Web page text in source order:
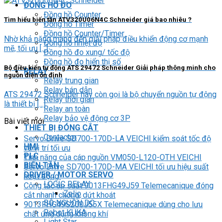
ĐỒNG HỒ ĐO
Đồng hồ Counter
Đồng hồ Timer
Đồng hồ Counter/Timer
Đồng hồ nhiệt độ
Đồng hồ đo xung/ tốc độ
Đồng hồ đo hiển thị số
RELAY
Relay trung gian
Relay bán dẫn
Relay thời gian
Relay an toàn
Relay bảo vệ động cơ 3P
THIẾT BỊ ĐÓNG CẮT
Contactor
HMI
PLC
BIẾN TẦN
DRIVER / MOTOR SERVO
LOGIC RELAY
Zelio
BỘ NGUỒN DC
Robot KUKA
Tìm hiểu biến tần ATV320U06N4C Schneider giá bao nhiêu ?
Nhờ khả năng mang đến giải pháp điều khiển động cơ mạnh
mẽ, tối ưu [...]
Bộ điều kiển tự động ATS 29472 Schneider Giải pháp thông minh cho
nguồn điện ổn định
ATS 29472 Schneider hay còn gọi là bộ chuyển nguồn tự động
là thiết bị [...]
Bài viết mới
Servo Drive SD700-170D-LA VEICHI kiểm soát tốc độ
và vị trí tối ưu
Tính năng của cáp nguồn VM050-L120-OTH VEICHI
Servo Drive SD700-170D-MA VEICHI tối ưu hiệu suất
hoạt động
Công tắc áp suất 9013FHG49J59 Telemecanique đóng
cắt nhanh chóng, dứt khoát
9013FHG49S200J55X Telemecanique dùng cho lưu
chất ứng dụng không khí